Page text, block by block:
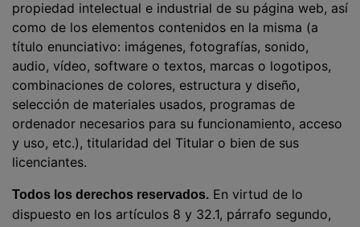
propiedad intelectual e industrial de su página web, así
como de los elementos contenidos en la misma (a
título enunciativo: imágenes, fotografías, sonido,
audio, vídeo, software o textos, marcas o logotipos,
combinaciones de colores, estructura y diseño,
selección de materiales usados, programas de
ordenador necesarios para su funcionamiento, acceso
y uso, etc.), titularidad del Titular o bien de sus
licenciantes.
Todos los derechos reservados. En virtud de lo
dispuesto en los artículos 8 y 32.1, párrafo segundo,